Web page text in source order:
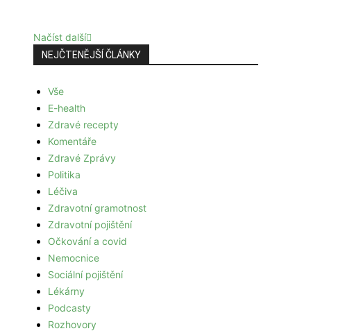
Načíst další
NEJČTENĚJŠÍ ČLÁNKY
Vše
E-health
Zdravé recepty
Komentáře
Zdravé Zprávy
Politika
Léčiva
Zdravotní gramotnost
Zdravotní pojištění
Očkování a covid
Nemocnice
Sociální pojištění
Lékárny
Podcasty
Rozhovory